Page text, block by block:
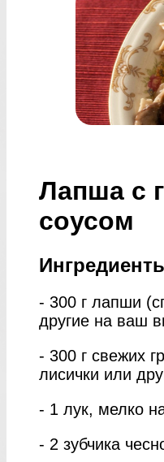
Лапша с
соусом
- 300 г лапши
другие на ваш
- 300 г свежих
лисички или
- 1 лук, мелко
- 2 зубчика